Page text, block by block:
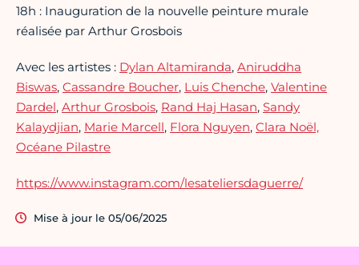
18h : Inauguration de la nouvelle peinture murale
réalisée par Arthur Grosbois
Avec les artistes : Dylan Altamiranda, Aniruddha
Biswas, Cassandre Boucher, Luis Chenche, Valentine
Dardel, Arthur Grosbois, Rand Haj Hasan, Sandy
Kalaydjian, Marie Marcell, Flora Nguyen, Clara Noël,
Océane Pilastre
https://www.instagram.com/lesateliersdaguerre/
Mise à jour le 05/06/2025